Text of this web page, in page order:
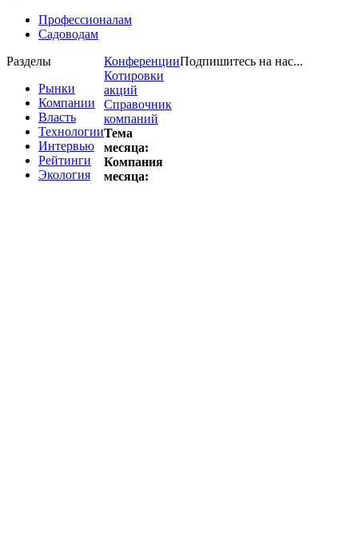
Профессионалам
Садоводам
Разделы
Рынки
Компании
Власть
Технологии
Интервью
Рейтинги
Экология
Конференции
Котировки
акций
Справочник
компаний
Тема
месяца:
Компания
месяца:
Подпишитесь на нас...